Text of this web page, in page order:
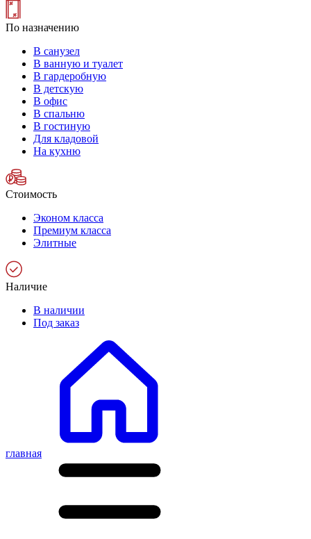
По назначению
В санузел
В ванную и туалет
В гардеробную
В детскую
В офис
В спальню
В гостиную
Для кладовой
На кухню
Стоимость
Эконом класса
Премиум класса
Элитные
Наличие
В наличии
Под заказ
главная